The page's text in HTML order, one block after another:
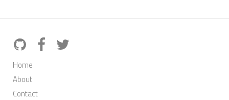
Home
About
Contact